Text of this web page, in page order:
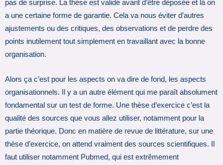
pas de surprise. La thèse est validé avant d’être déposée et là on
a une certaine forme de garantie. Cela va nous éviter d’autres
ajustements ou des critiques, des observations et de perdre des
points inutilement tout simplement en travaillant avec la bonne
organisation.
Alors ça c’est pour les aspects on va dire de fond, les aspects
organisationnels. Il y a un autre élément qui me paraît absolument
fondamental sur un test de forme. Une thèse d’exercice c’est la
qualité des sources que vous allez utiliser, notamment pour la
partie théorique. Donc en matière de revue de littérature, sur une
thèse d’exercice, on attend vraiment des sources scientifiques. Il
faut utiliser notamment Pubmed, qui est extrêmement